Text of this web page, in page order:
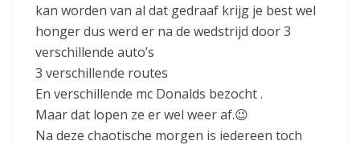
kan worden van al dat gedraaf krijg je best wel
honger dus werd er na de wedstrijd door 3
verschillende auto’s
3 verschillende routes
En verschillende mc Donalds bezocht .
Maar dat lopen ze er wel weer af.😉
Na deze chaotische morgen is iedereen toch